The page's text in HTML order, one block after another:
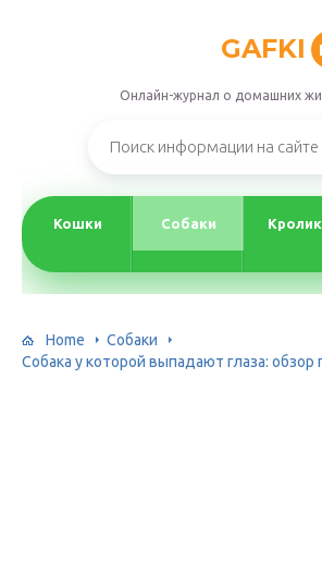
GAFKI
Онлайн-журнал о домашних
Кошки Собаки
Home
Собаки
Собака у которой выпадают глаза: обзор